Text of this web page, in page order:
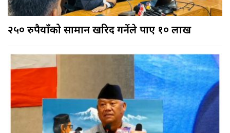
२५० रुपैयाँको सामान खरिद गर्नेले पाए १० लाख